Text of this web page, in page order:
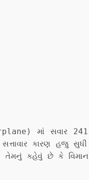
માં
કારણ હજુ
તેમનું કહેવું છે કે